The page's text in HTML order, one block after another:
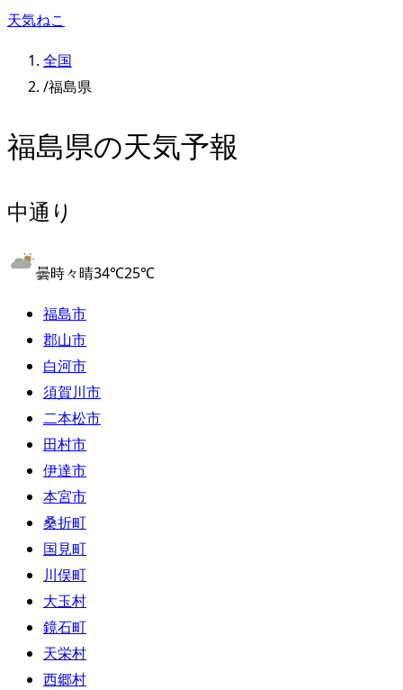
天気ねこ
全国
/福島県
福島県の天気予報
中通り
曇時々晴34℃25℃
福島市
郡山市
白河市
須賀川市
二本松市
田村市
伊達市
本宮市
桑折町
国見町
川俣町
大玉村
鏡石町
天栄村
西郷村